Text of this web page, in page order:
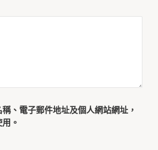
、電子郵件地址及個人網站網址，
。